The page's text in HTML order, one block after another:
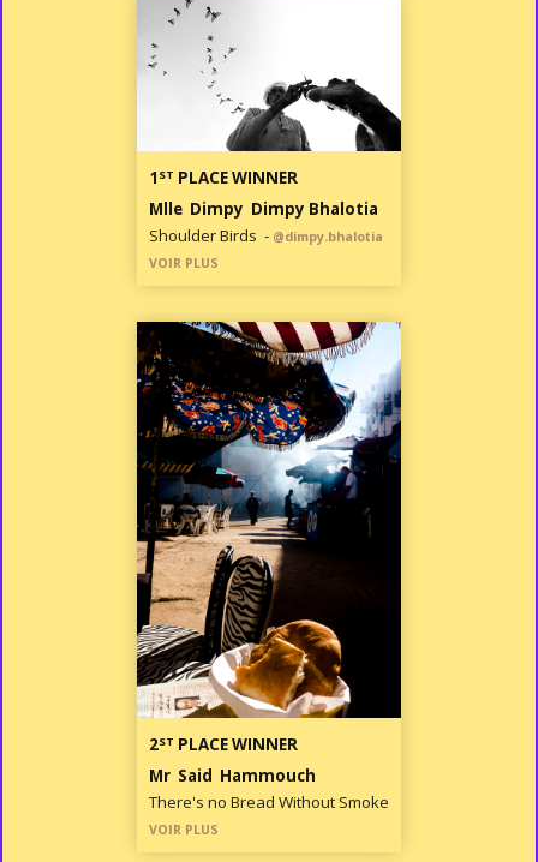
1 ST PLACE WINNER
Mlle Dimpy Dimpy Bhalotia
Shoulder Birds - @dimpy.bhalotia
VOIR PLUS
2ST PLACE WINNER
Mr Said Hammouch
There's no Bread Without Smoke
VOIR PLUS